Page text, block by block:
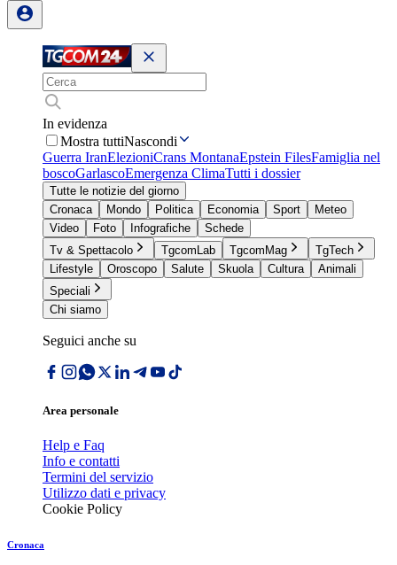
In evidenza
Mostra tuttiNascondi
Guerra IranElezioniCrans MontanaEpstein FilesFamiglia nel
boscoGarlascoEmergenza ClimaTutti i dossier
Tutte le notizie del giorno
Cronaca
Mondo Politica Economia Sport
Meteo
Video
Foto Infografiche
Schede
Tv & Spettacolo
TgcomLab TgcomMag
TgTech
Lifestyle
Oroscopo Salute Skuola Cultura
Animali
Speciali
Chi siamo
Seguici anche su
Area personale
Help e Faq
Info e contatti
Termini del servizio
Utilizzo dati e privacy
Cookie Policy
Cronaca